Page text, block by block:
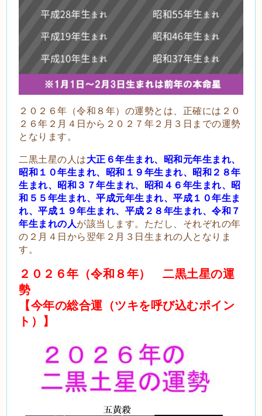
２０２６年（令和８年）の運勢とは、正確には２０
２６年２月４日から２０２７年２月３日までの運勢
となります。
二黒土星の人は大正６年生まれ、昭和元年生まれ、
昭和１０年生まれ、昭和１９年生まれ、昭和２８年
生まれ、昭和３７年生まれ、昭和４６年生まれ、昭
和５５年生まれ、平成元年生まれ、平成１０年生ま
れ、平成１９年生まれ、平成２８年生まれ、令和７
年生まれの人が該当します。ただし、それぞれの年
の２月４日から翌年２月３日生まれの人となりま
す。
２０２６年（令和８年） 二黒土星の運
勢
【今年の総合運（ツキを呼び込むポイン
ト）】